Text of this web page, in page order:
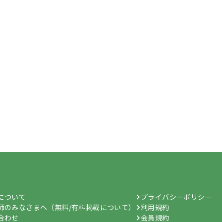
ついて
のみなさまへ（無料/有料掲載について）
わせ
プライバシーポリシー
利用規約
会員規約